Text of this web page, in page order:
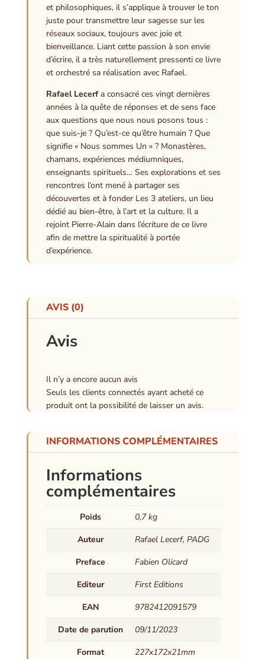
et philosophiques, il s’applique à trouver le ton
juste pour transmettre leur sagesse sur les
réseaux sociaux, toujours avec joie et
bienveillance. Liant cette passion à son envie
d’écrire, il a très naturellement pressenti ce livre
et orchestré sa réalisation avec Rafael.
Rafael Lecerfa consacré ces vingt dernières
années à la quête de réponses et de sens face
aux questions que nous nous posons tous :
que suis-je ? Qu’est-ce qu’être humain ? Que
signifie « Nous sommes Un » ? Monastères,
chamans, expériences médiumniques,
enseignants spirituels… Ses explorations et ses
rencontres l’ont mené à partager ses
découvertes et à fonder Les 3 ateliers, un lieu
dédié au bien-être, à l’art et la culture. Il a
rejoint Pierre-Alain dans l’écriture de ce livre
afin de mettre la spiritualité à portée
d’expérience.
AVIS (0)
Avis
Il n’y a encore aucun avis
Seuls les clients connectés ayant acheté ce
produit ont la possibilité de laisser un avis.
INFORMATIONS COMPLÉMENTAIRES
Informations
complémentaires
Poids
0,7 kg
Auteur
Rafael Lecerf, PADG
Preface
Fabien Olicard
Editeur
First Editions
EAN
9782412091579
Date de parution
09/11/2023
Format
227x172x21mm